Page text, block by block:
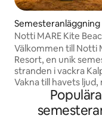
Semesteranläggning
a
Notti MARE Kite
Välkommen till Notti
Resort, en unik
stranden i vackra
Vakna till havets
tropiska frukoster
charmiga rum
Gäster kan uppleva